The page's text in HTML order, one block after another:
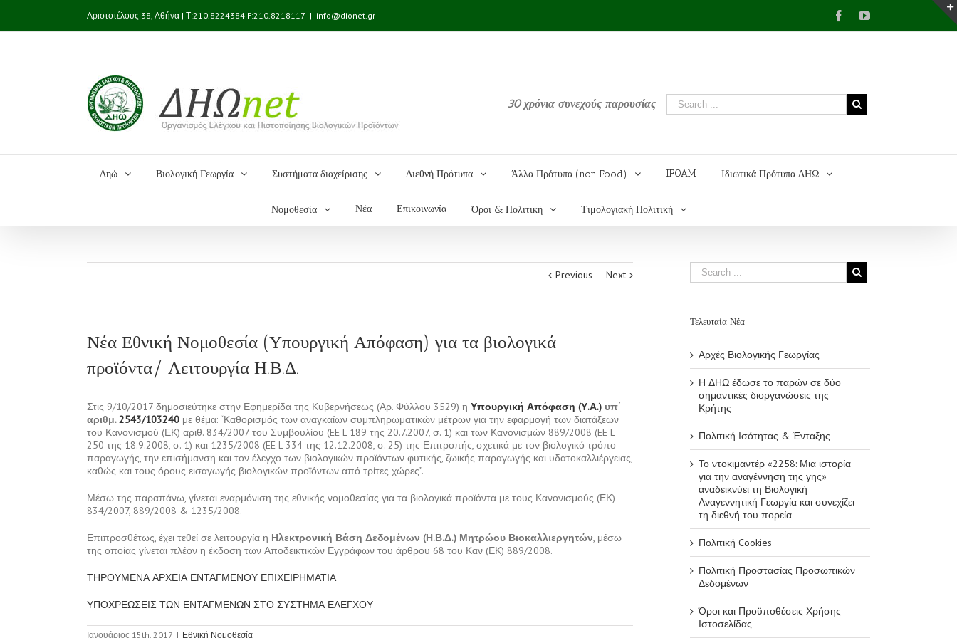
Αριστοτέλους 38, Αθήνα | Τ:210.8224384 F:210.8218117 | info@dionet.gr FacebookYouTube
30 χρόνια συνεχούς παρουσίας
Δηώ Βιολογική Γεωργία Συστήματα διαχείρισης Διεθνή Πρότυπα Άλλα Πρότυπα (non Food) IFOAM Ιδιωτικά Πρότυπα ΔΗΩ
Νομοθεσία Νέα Επικοινωνία Όροι & Πολιτική Τιμολογιακή Πολιτική
Previous Next
Νέα Εθνική Νομοθεσία (Υπουργική Απόφαση) για τα βιολογικά
προϊόντα/ Λειτουργία Η.Β.Δ.
Στις 9/10/2017 δημοσιεύτηκε στην Εφημερίδα της Κυβερνήσεως (Αρ. Φύλλου 3529) η Υπουργική Απόφαση (Υ.Α.) υπ΄
αριθμ.2543/103240 με θέμα: “Καθορισμός των αναγκαίων συμπληρωματικών μέτρων για την εφαρμογή των διατάξεων
του Κανονισμού (ΕΚ) αριθ. 834/2007 του Συμβουλίου (EE L 189 της 20.7.2007, σ. 1) και των Κανονισμών 889/2008 (EE L
250 της 18.9.2008, σ. 1) και 1235/2008 (EE L 334 της 12.12.2008, σ. 25) της Επιτροπής, σχετικά με τον βιολογικό τρόπο
παραγωγής, την επισήμανση και τον έλεγχο των βιολογικών προϊόντων φυτικής, ζωικής παραγωγής και υδατοκαλλιέργειας,
καθώς και τους όρους εισαγωγής βιολογικών προϊόντων από τρίτες χώρες”.
Μέσω της παραπάνω, γίνεται εναρμόνιση της εθνικής νομοθεσίας για τα βιολογικά προϊόντα με τους Κανονισμούς (ΕΚ)
834/2007, 889/2008 & 1235/2008.
Επιπροσθέτως, έχει τεθεί σε λειτουργία η Ηλεκτρονική Βάση Δεδομένων (Η.Β.Δ.) Μητρώου Βιοκαλλιεργητών, μέσω
της οποίας γίνεται πλέον η έκδοση των Αποδεικτικών Εγγράφων του άρθρου 68 του Καν (ΕΚ) 889/2008.
ΤΗΡΟΥΜΕΝΑ ΑΡΧΕΙΑ ΕΝΤΑΓΜΕΝΟΥ ΕΠΙΧΕΙΡΗΜΑΤΙΑ
ΥΠΟΧΡΕΩΣΕΙΣ ΤΩΝ ΕΝΤΑΓΜΕΝΩΝ ΣΤΟ ΣΥΣΤΗΜΑ ΕΛΕΓΧΟΥ
Ιανουάριος 15th, 2017 | Εθνική Νομοθεσία
Τελευταία Νέα
Αρχές Βιολογικής Γεωργίας
Η ΔΗΩ έδωσε το παρών σε δύο
σημαντικές διοργανώσεις της
Κρήτης
Πολιτική Ισότητας & Ένταξης
Το ντοκιμαντέρ «2258: Μια ιστορία
για την αναγέννηση της γης»
αναδεικνύει τη Βιολογική
Αναγεννητική Γεωργία και συνεχίζει
τη διεθνή του πορεία
Πολιτική Cookies
Πολιτική Προστασίας Προσωπικών
Δεδομένων
Όροι και Προϋποθέσεις Χρήσης
Ιστοσελίδας